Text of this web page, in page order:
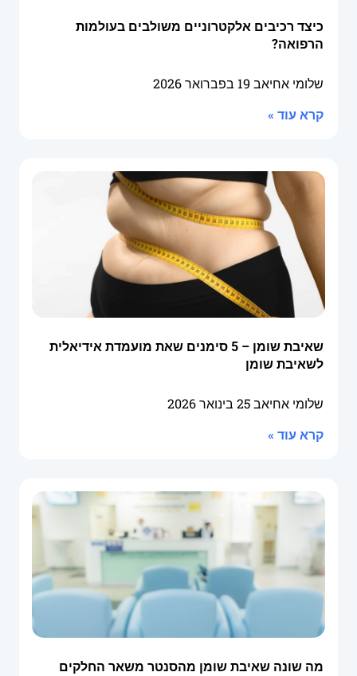
כיצד רכיבים אלקטרוניים משולבים בעולמות
הרפואה?
שלומי אחיאב 19 בפברואר 2026
קרא עוד »
שאיבת שומן – 5 סימנים שאת מועמדת אידיאלית
לשאיבת שומן
שלומי אחיאב25 בינואר 2026
קרא עוד »
מה שונה שאיבת שומן מהסנטר משאר החלקים